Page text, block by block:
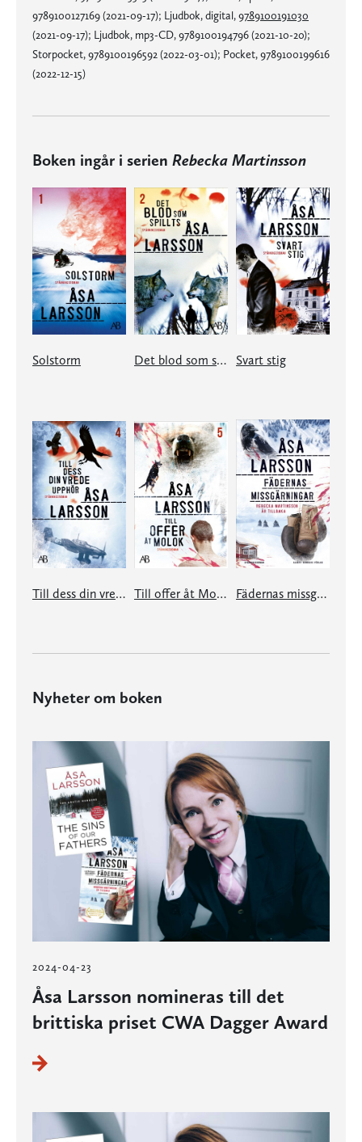
9789100127169 (2021-09-17); Ljudbok, digital,9789100191030
(2021-09-17); Ljudbok, mp3-CD, 9789100194796 (2021-10-20);
Storpocket, 9789100196592 (2022-03-01); Pocket, 9789100199616
(2022-12-15)
Boken ingår i serien Rebecka Martinsson
Solstorm Det blod som spillts Svart stig
Till dess din vrede upphör Till offer åt Molok Fädernas missgärningar
Nyheter om boken
2024-04-23
Åsa Larsson nomineras till det
brittiska priset CWA Dagger Award